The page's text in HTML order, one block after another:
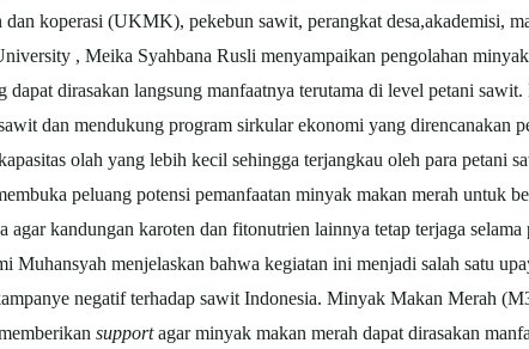
koperasi (UKMK), pekebun sawit, perangkat desa,akademisi,
, Meika Syahbana Rusli menyampaikan pengolahan
dirasakan langsung manfaatnya terutama di level petani
dan mendukung program sirkular ekonomi yang direncanakan
olah yang lebih kecil sehingga terjangkau oleh para petani
peluang potensi pemanfaatan minyak makan merah untuk
kandungan karoten dan fitonutrien lainnya tetap terjaga
menjelaskan bahwa kegiatan ini menjadi salah satu
negatif terhadap sawit Indonesia. Minyak Makan Merah
supportagar minyak makan merah dapat dirasakan